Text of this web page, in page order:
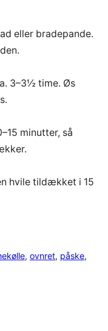
eller bradepande.
3–3½ time. Øs
minutter, så
hvile tildækket i 15
, ovnret, påske